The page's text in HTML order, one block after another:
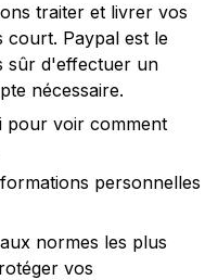
traiter et livrer vos
court. Paypal est le
sûr d'effectuer un
nécessaire.
pour voir comment
personnelles
normes les plus
vos